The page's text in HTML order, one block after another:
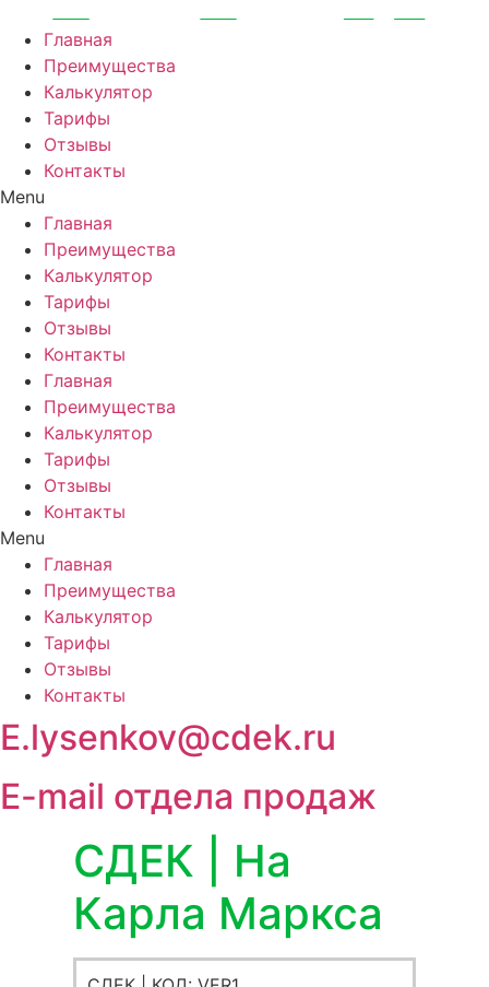
Перейти
содержимому
Главная
Преимущества
Калькулятор
Тарифы
Отзывы
Контакты
Menu
Главная
Преимущества
Калькулятор
Тарифы
Отзывы
Контакты
Главная
Преимущества
Калькулятор
Тарифы
Отзывы
Контакты
Menu
Главная
Преимущества
Калькулятор
Тарифы
Отзывы
Контакты
E.lysenkov@cdek.ru
E-mail отдела продаж
СДЕК | На
Карла Маркса